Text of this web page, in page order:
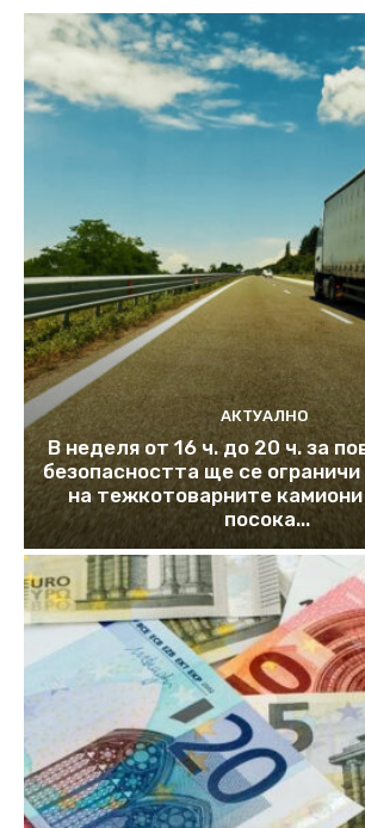
АКТУАЛНО
В неделя от 16 ч. до 20 ч. за
безопасността ще се
на тежкотоварните камиони
посока...